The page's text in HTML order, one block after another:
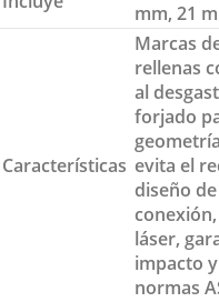
mm, 21
Características
Marcas
rellenas
al
forjado
evita el
diseño
láser,
impacto
normas